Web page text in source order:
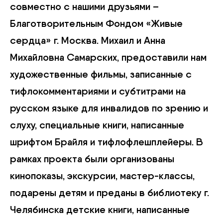
совместно с нашими друзьями –
Благотворительным Фондом «Живые
сердца» г. Москва. Михаил и Анна
Михайловна Самарских, предоставили нам
художественные фильмы, записанные с
тифлокомментариями и субтитрами на
русском языке для инвалидов по зрению и
слуху, специальные книги, написанные
шрифтом Брайля и тифлофлешплейеры. В
рамках проекта были организованы
кинопоказы, экскурсии, мастер-классы,
подарены детям и преданы в библиотеку г.
Челябинска детские книги, написанные